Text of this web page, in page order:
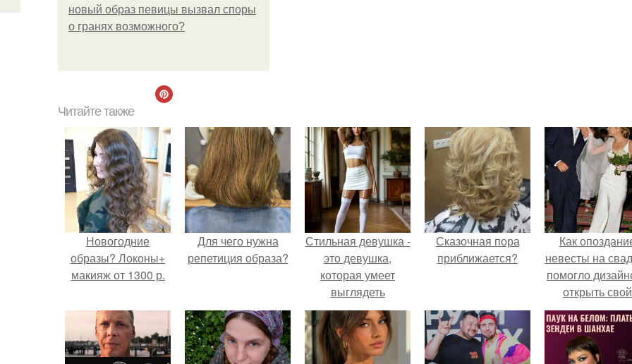
новый образ певицы вызвал споры
о гранях возможного?
Читайте также
Новогодние
образы? Локоны+
макияж от 1300 р.
Для чего нужна
репетиция образа?
Стильная девушка -
это девушка,
которая умеет
выглядеть
привлекательно и
элегантно в любои
ситуации.
Сказочная пора
приближается?
Как
невесты на
помогло
открыть свой
бренд.